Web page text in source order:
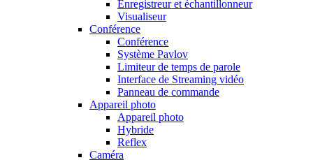
Enregistreur et échantillonneur
Visualiseur
Conférence
Conférence
Système Pavlov
Limiteur de temps de parole
Interface de Streaming vidéo
Panneau de commande
Appareil photo
Appareil photo
Hybride
Reflex
Caméra